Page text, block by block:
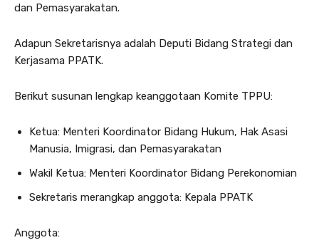
dan Pemasyarakatan.
Adapun Sekretarisnya adalah Deputi Bidang Strategi dan
Kerjasama PPATK.
Berikut susunan lengkap keanggotaan Komite TPPU:
Ketua: Menteri Koordinator Bidang Hukum, Hak Asasi
Manusia, Imigrasi, dan Pemasyarakatan
Wakil Ketua: Menteri Koordinator Bidang Perekonomian
Sekretaris merangkap anggota: Kepala PPATK
Anggota: